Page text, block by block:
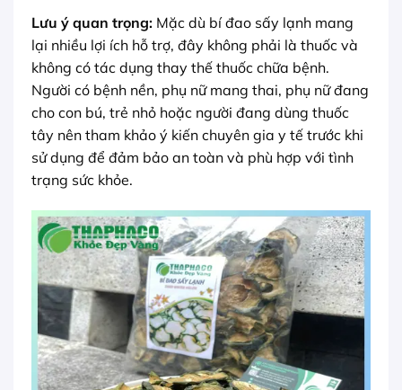
Lưu ý quan trọng: Mặc dù bí đao sấy lạnh mang
lại nhiều lợi ích hỗ trợ, đây không phải là thuốc và
không có tác dụng thay thế thuốc chữa bệnh.
Người có bệnh nền, phụ nữ mang thai, phụ nữ đang
cho con bú, trẻ nhỏ hoặc người đang dùng thuốc
tây nên tham khảo ý kiến chuyên gia y tế trước khi
sử dụng để đảm bảo an toàn và phù hợp với tình
trạng sức khỏe.